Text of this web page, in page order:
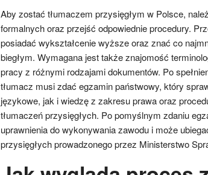
Aby zostać tłumaczem przysięgłym w Polsce,
formalnych oraz przejść odpowiednie procedury.
posiadać wykształcenie wyższe oraz znać co
biegłym. Wymagana jest także znajomość
pracy z różnymi rodzajami dokumentów. Po
tłumacz musi zdać egzamin państwowy, który
językowe, jak i wiedzę z zakresu prawa oraz
tłumaczeń przysięgłych. Po pomyślnym zdaniu
uprawnienia do wykonywania zawodu i może
przysięgłych prowadzonego przez Ministerstwo